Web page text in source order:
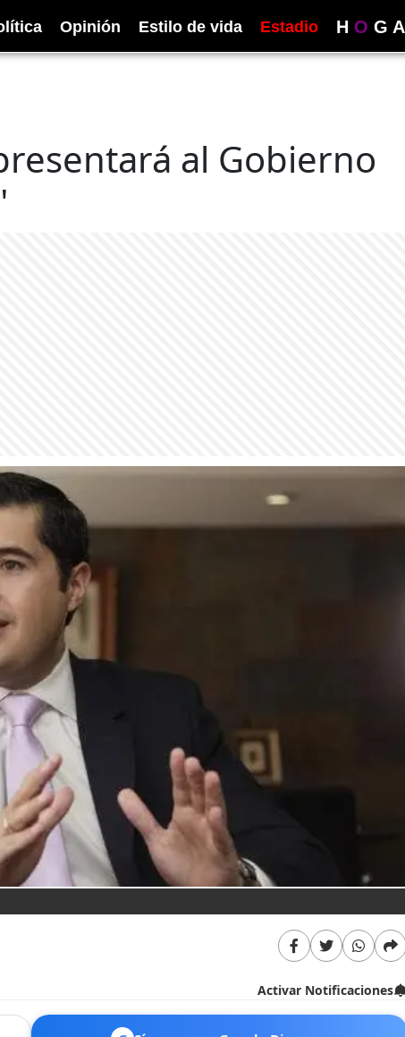
Opinión Estilo de vida Estadio H O G A
al Gobierno
Activar Notificaciones